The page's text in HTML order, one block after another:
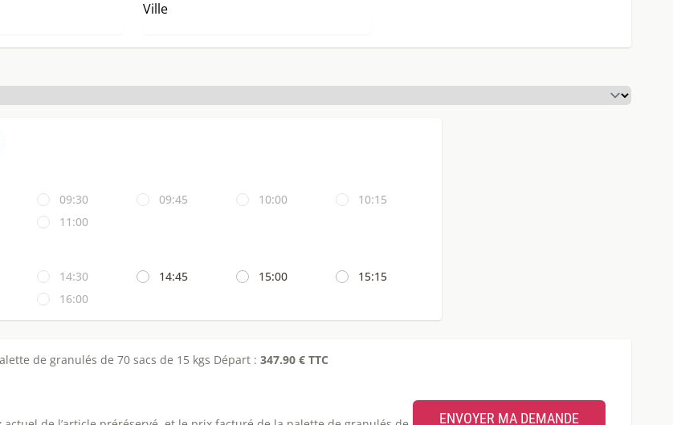
Ville
09:30 09:45 10:00
10:15
11:00
14:30 14:45 15:00
15:15
16:00
de granulés de 70 sacs de 15 kgs Départ : 347.90 € TTC